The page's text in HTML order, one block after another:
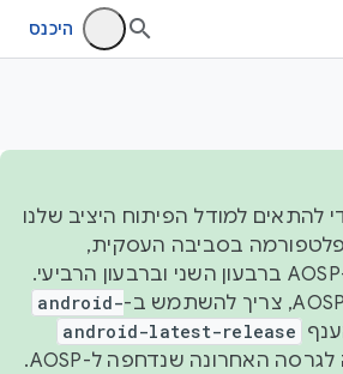
היכנס
2026, כדי להתאים למודל הפיתוח היציב שלנו
בסביבה העסקית,
נפרסם קוד מקור ב-AOSP ברבעון השני וברבעון הרביעי.
android-
android-latest-release
manifest תמיד יפנה לגרסה האחרונה שנדחפה ל-AOSP.